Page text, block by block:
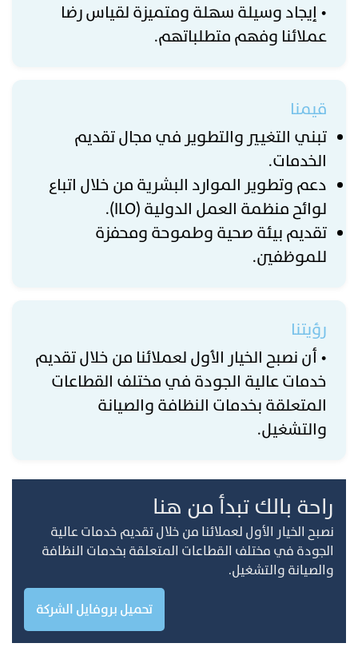
• إيجاد وسيلة سهلة ومتميزة لقياس رضا
عملائنا وفهم متطلباتهم.
قيمنا
تبني التغيير والتطوير في مجال تقديم
الخدمات.
دعم وتطوير الموارد البشرية من خلال اتباع
لوائح منظمة العمل الدولية (ILO).
تقديم بيئة صحية وطموحة ومحفزة
للموظفين.
رؤيتنا
• أن نصبح الخيار الأول لعملائنا من خلال تقديم
خدمات عالية الجودة في مختلف القطاعات
المتعلقة بخدمات النظافة والصيانة
والتشغيل.
راحة بالك تبدأ من هنا
نصبح الخيار الأول لعملائنا من خلال تقديم خدمات عالية
الجودة في مختلف القطاعات المتعلقة بخدمات النظافة
والصيانة والتشغيل.
تحميل بروفايل الشركة